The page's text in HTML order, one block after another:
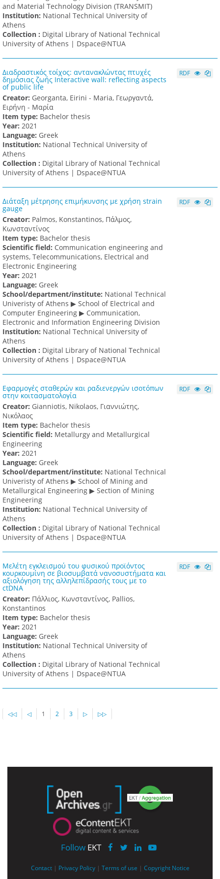
and Material Technology Division (TRANSMIT)
Institution: National Technical University of
Athens
Collection : Digital Library of National Technical
University of Athens | Dspace@NTUA
Διαδραστικός τοίχος: αντανακλώντας πτυχές
δημόσιας ζωής Interactive wall: reflecting aspects
of public life
Creator: Georganta, Eirini - Maria, Γεωργαντά,
Ειρήνη - Μαρία
Item type: Bachelor thesis
Υear: 2021
Language: Greek
Institution: National Technical University of
Athens
Collection : Digital Library of National Technical
University of Athens | Dspace@NTUA
RDF
Διάταξη μέτρησης επιμήκυνσης με χρήση strain
gauge
Creator: Palmos, Konstantinos, Πάλμος,
Κωνσταντίνος
Item type: Bachelor thesis
Scientific field: Communication engineering and
systems, Telecommunications, Electrical and
Electronic Engineering
Υear: 2021
Language: Greek
School/department/institute: National Technical
Univeristy of Athens ▶ School of Electrical and
Computer Engineering ▶ Communication,
Electronic and Information Engineering Division
Institution: National Technical University of
Athens
Collection : Digital Library of National Technical
University of Athens | Dspace@NTUA
RDF
Εφαρμογές σταθερών και ραδιενεργών ισοτόπων
στην κοιτασματολογία
Creator: Gianniotis, Nikolaos, Γιαννιώτης,
Νικόλαος
Item type: Bachelor thesis
Scientific field: Metallurgy and Metallurgical
Engineering
Υear: 2021
Language: Greek
School/department/institute: National Technical
Univeristy of Athens ▶ School of Mining and
Metallurgical Engineering ▶ Section of Mining
Engineering
Institution: National Technical University of
Athens
Collection : Digital Library of National Technical
University of Athens | Dspace@NTUA
RDF
Μελέτη εγκλεισμού του φυσικού προϊόντος
κουρκουμίνη σε βιοσυμβατά νανοσυστήματα και
αξιολόγηση της αλληλεπίδρασής τους με το
ctDNA
Creator: Πάλλιος, Κωνσταντίνος, Pallios,
Konstantinos
Item type: Bachelor thesis
Υear: 2021
Language: Greek
Institution: National Technical University of
Athens
Collection : Digital Library of National Technical
University of Athens | Dspace@NTUA
RDF
◁◁ ◁ 1 2 3 ▷ ▷▷
Follow EKT
Contact | Privacy Policy | Terms of use | Copyright Notice